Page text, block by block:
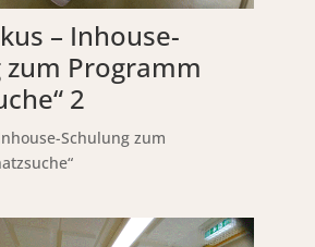
– Inhouse-
zum Programm
2
Schulung zum